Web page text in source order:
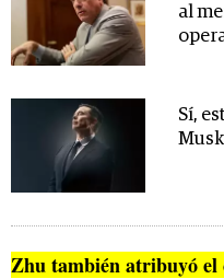
al
Sí,
Zhu también atribuyó el